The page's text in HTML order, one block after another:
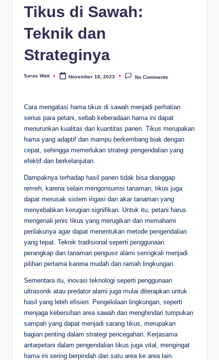
Tikus di Sawah:
Teknik dan
Strateginya
Posted
Saras Wati November 18, 2023 No Comments
Cara mengatasi hama tikus di sawah menjadi perhatian
serius para petani, sebab keberadaan hama ini dapat
menurunkan kualitas dan kuantitas panen. Tikus merupakan
hama yang adaptif dan mampu berkembang biak dengan
cepat, sehingga memerlukan strategi pengendalian yang
efektif dan berkelanjutan.
Dampaknya terhadap hasil panen tidak bisa dianggap
remeh, karena selain mengonsumsi tanaman, tikus juga
dapat merusak sistem irigasi dan akar tanaman yang
menyebabkan kerugian signifikan. Untuk itu, petani harus
mengenali jenis tikus yang merugikan dan memahami
perilakunya agar dapat menentukan metode pengendalian
yang tepat. Teknik tradisional seperti penggunaan
perangkap dan tanaman pengusir alami seringkali menjadi
pilihan pertama karena mudah dan ramah lingkungan.
Sementara itu, inovasi teknologi seperti penggunaan
ultrasonik atau predator alami juga mulai diterapkan untuk
hasil yang lebih efisien. Pengelolaan lingkungan, seperti
menjaga kebersihan area sawah dan menghindari tumpukan
sampah yang dapat menjadi sarang tikus, merupakan
bagian penting dalam strategi pencegahan. Kerjasama
antarpetani dalam pengendalian tikus juga vital, mengingat
hama ini sering berpindah dari satu area ke area lain.